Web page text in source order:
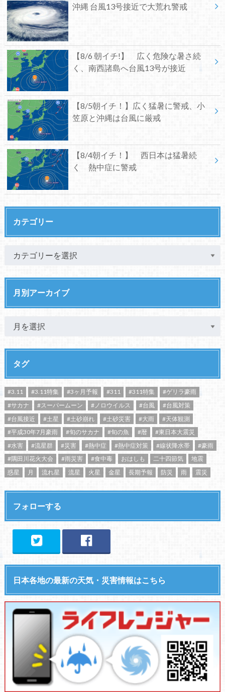
沖縄 台風13号接近で大荒れ警戒
【8/6 朝イチ!】 広く危険な暑さ続
く、南西諸島へ台風13号が接近
【8/5朝イチ！】広く猛暑に警戒、小
笠原と沖縄は台風に厳戒
【8/4朝イチ！】 西日本は猛暑続
く 熱中症に警戒
カテゴリー
月別アーカイブ
タグ
#3.11 #3.11特集 #3ヶ月予報 #311 #311特集
#ゲリラ豪雨
#サカナ
#スーパームーン #ノロウイルス #台風
#台風対策
#台風接近
#土星 #土砂崩れ #土砂災害 #大雨
#天体観測
#平成30年7月豪雨
#旬のサカナ #旬の魚 #暦
#東日本大震災
#水害
#流星群 #災害 #熱中症 #熱中症対策 #線状降水帯
#豪雨
#隅田川花火大会
#雨災害 #食中毒 おはしも 二十四節気
地震
惑星
月 流れ星 流星 火星 金星 長期予報 防災 雨 震災
フォローする
日本各地の最新の天気・災害情報はこちら